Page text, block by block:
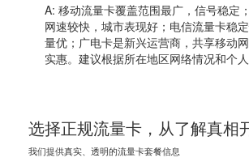
A: 移动流量卡覆盖范围最广，信号稳定
网速较快，城市表现好；电信流量卡稳
量优；广电卡是新兴运营商，共享移动
实惠。建议根据所在地区网络情况和个人
选择正规流量卡，从了解真相
我们提供真实、透明的流量卡套餐信息